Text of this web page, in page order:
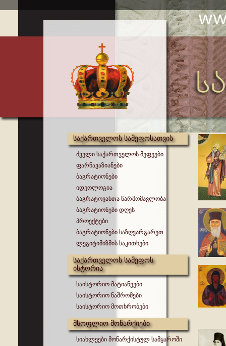
საქართველოს სამეფოსათვის
ძველი საქართველოს მეფეები
ფარნავაზიანები
ბაგრატიონები
იდეოლოგია
ბაგრატოვანთა წარმომავლობა
ბაგრატიონები დღეს
პროექტები
ბაგრატიონები საზღვარგარეთ
ლეგიტიმიზმის საკითხები
საქართველოს სამეფოს
ისტორია
საისტორიო მატიანეები
საისტორიო ნაშრომები
საისტორიო მოთხრობები
მსოფლიო მონარქიები
სიახლეები მონარქისტულ სამყაროში